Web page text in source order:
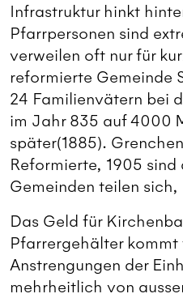
Infrastruktur hinkt
Pfarrpersonen sind
verweilen oft nur für
reformierte Gemeinde
24 Familienvätern bei
im Jahr 835 auf 4000
später(1885).
Reformierte, 1905 sind
Gemeinden teilen sich,
Das Geld für
Pfarrergehälter kommt
Anstrengungen der
mehrheitlich von